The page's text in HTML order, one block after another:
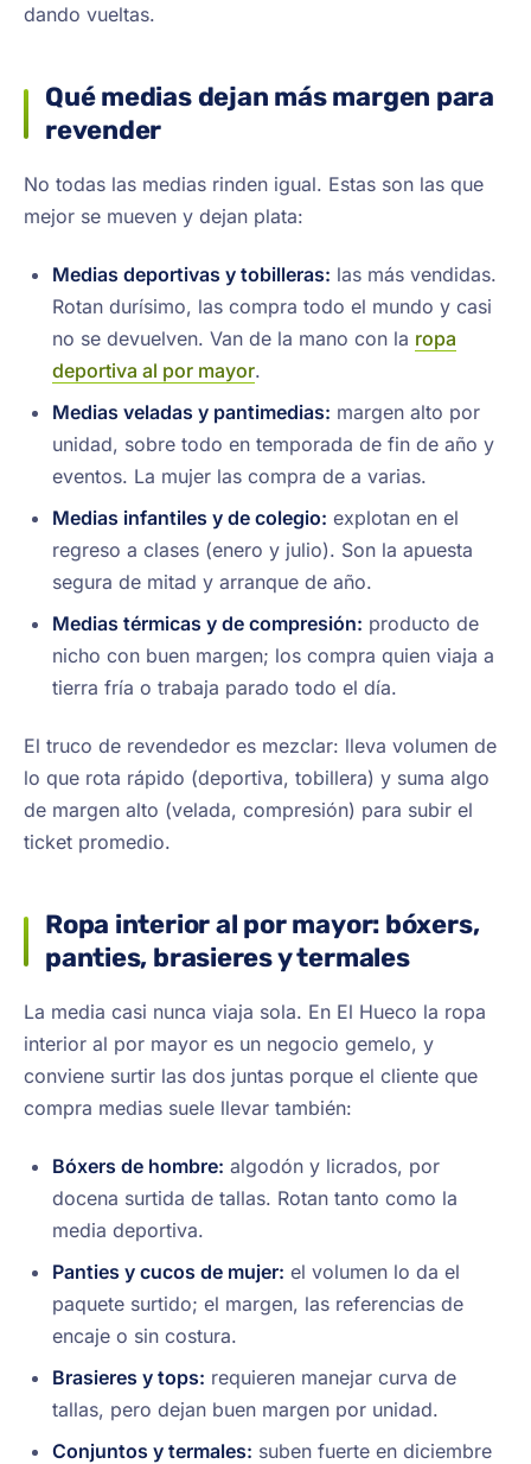
dando vueltas.
Qué medias dejan más margen para
revender
No todas las medias rinden igual. Estas son las que
mejor se mueven y dejan plata:
Medias deportivas y tobilleras: las más vendidas.
Rotan durísimo, las compra todo el mundo y casi
no se devuelven. Van de la mano con la ropa
deportiva al por mayor.
Medias veladas y pantimedias: margen alto por
unidad, sobre todo en temporada de fin de año y
eventos. La mujer las compra de a varias.
Medias infantiles y de colegio: explotan en el
regreso a clases (enero y julio). Son la apuesta
segura de mitad y arranque de año.
Medias térmicas y de compresión: producto de
nicho con buen margen; los compra quien viaja a
tierra fría o trabaja parado todo el día.
El truco de revendedor es mezclar: lleva volumen de
lo que rota rápido (deportiva, tobillera) y suma algo
de margen alto (velada, compresión) para subir el
ticket promedio.
Ropa interior al por mayor: bóxers,
panties, brasieres y termales
La media casi nunca viaja sola. En El Hueco la ropa
interior al por mayor es un negocio gemelo, y
conviene surtir las dos juntas porque el cliente que
compra medias suele llevar también:
Bóxers de hombre: algodón y licrados, por
docena surtida de tallas. Rotan tanto como la
media deportiva.
Panties y cucos de mujer: el volumen lo da el
paquete surtido; el margen, las referencias de
encaje o sin costura.
Brasieres y tops: requieren manejar curva de
tallas, pero dejan buen margen por unidad.
Conjuntos y termales: suben fuerte en diciembre